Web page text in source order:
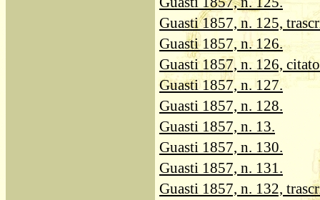
Guasti 1857, n. 125,
Guasti 1857, n. 126.
Guasti 1857, n. 126,
Guasti 1857, n. 127.
Guasti 1857, n. 128.
Guasti 1857, n. 13.
Guasti 1857, n. 130.
Guasti 1857, n. 131.
Guasti 1857, n. 132,